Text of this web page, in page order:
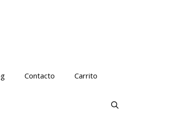
Contacto Carrito